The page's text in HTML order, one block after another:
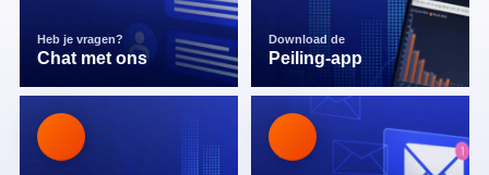
Heb je vragen?
Chat met ons
Download de
Peiling-app